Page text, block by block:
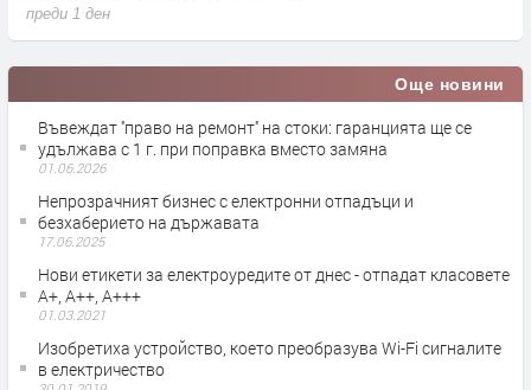
преди 1 ден
Още новини
Въвеждат ''право на ремонт'' на стоки: гаранцията ще се
удължава с 1 г. при поправка вместо замяна
01.06.2026
Непрозрачният бизнес с електронни отпадъци и
безхаберието на държавата
17.06.2025
Нови етикети за електроуредите от днес - отпадат класовете
А+, А++, А+++
01.03.2021
Изобретиха устройство, което преобразува Wi-Fi сигналите
в електричество